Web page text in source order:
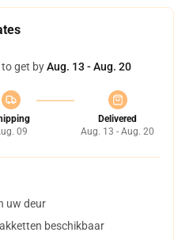
get byAug. 13 - Aug. 20
09
Delivered
Aug. 13 - Aug. 20
uw deur
beschikbaar